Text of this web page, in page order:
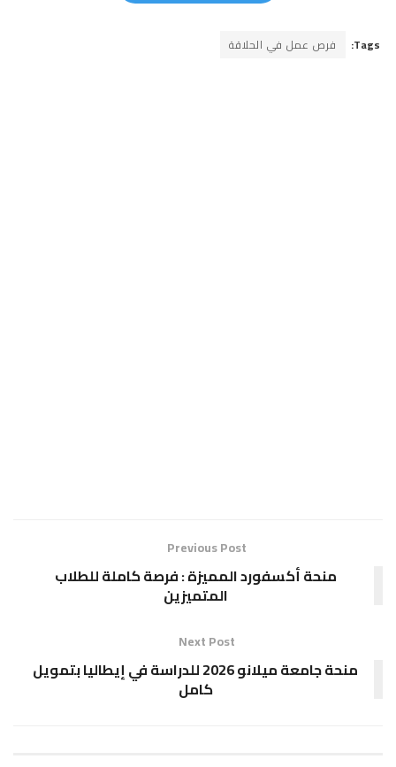
Tags: فرص عمل في الحلاقة
Previous Post
منحة أكسفورد المميزة : فرصة كاملة للطلاب
المتميزين
Next Post
منحة جامعة ميلانو 2026 للدراسة في إيطاليا بتمويل
كامل